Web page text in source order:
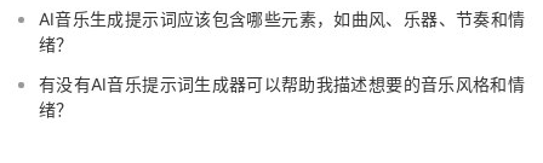
AI音乐生成提示词应该包含哪些元素，如曲风、乐器、节奏和情
绪？
有没有AI音乐提示词生成器可以帮助我描述想要的音乐风格和情
绪？